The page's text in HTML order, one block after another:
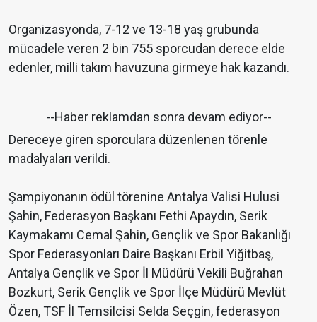
Organizasyonda, 7-12 ve 13-18 yaş grubunda
mücadele veren 2 bin 755 sporcudan derece elde
edenler, milli takım havuzuna girmeye hak kazandı.
--Haber reklamdan sonra devam ediyor--
Dereceye giren sporculara düzenlenen törenle
madalyaları verildi.
Şampiyonanın ödül törenine Antalya Valisi Hulusi
Şahin, Federasyon Başkanı Fethi Apaydın, Serik
Kaymakamı Cemal Şahin, Gençlik ve Spor Bakanlığı
Spor Federasyonları Daire Başkanı Erbil Yiğitbaş,
Antalya Gençlik ve Spor İl Müdürü Vekili Buğrahan
Bozkurt, Serik Gençlik ve Spor İlçe Müdürü Mevlüt
Özen, TSF İl Temsilcisi Selda Seçgin, federasyon